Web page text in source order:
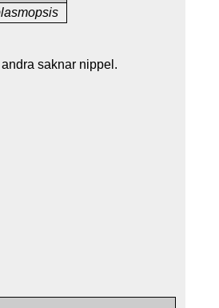
saknar nippel.